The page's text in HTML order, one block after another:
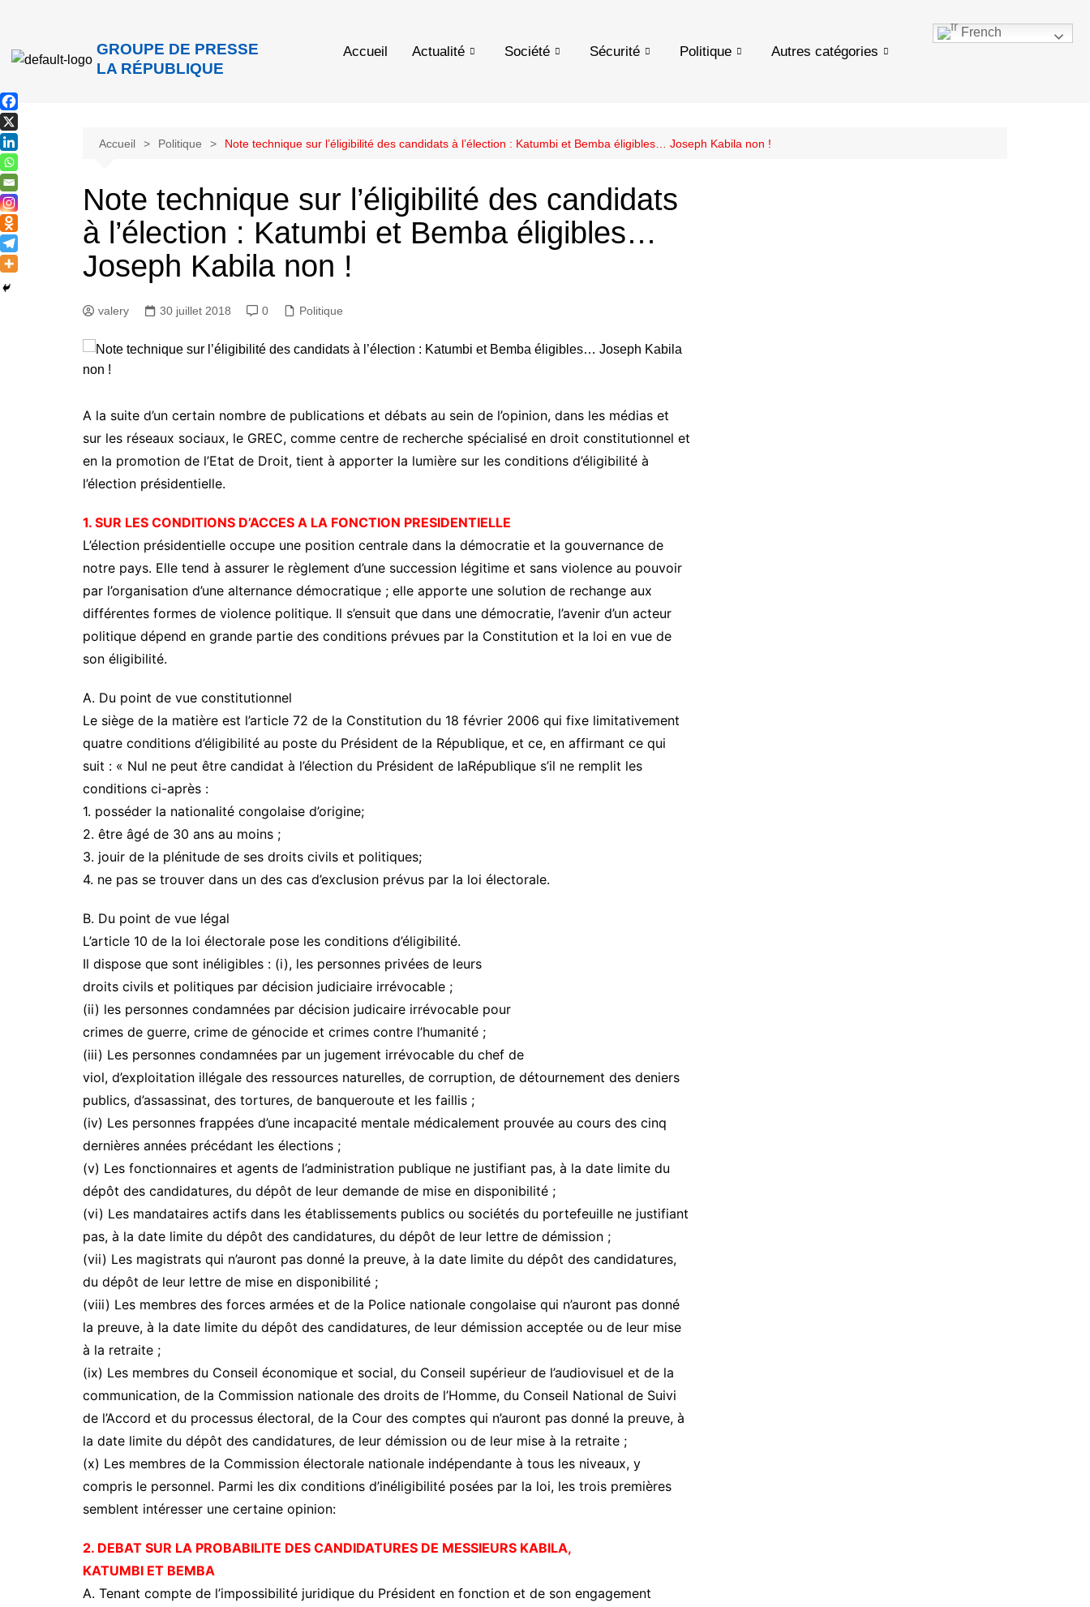
GROUPE DE PRESSE
LA RÉPUBLIQUE
Accueil Actualité Société Sécurité Politique Autres catégories
French
Accueil Politique Note technique sur l’éligibilité des candidats à l’élection : Katumbi et Bemba éligibles… Joseph Kabila non !
Note technique sur l’éligibilité des candidats
à l’élection : Katumbi et Bemba éligibles…
Joseph Kabila non !
valery 30 juillet 2018 0 Politique
A la suite d’un certain nombre de publications et débats au sein de l’opinion, dans les médias et
sur les réseaux sociaux, le GREC, comme centre de recherche spécialisé en droit constitutionnel et
en la promotion de l’Etat de Droit, tient à apporter la lumière sur les conditions d’éligibilité à
l’élection présidentielle.
1. SUR LES CONDITIONS D’ACCES A LA FONCTION PRESIDENTIELLE
L’élection présidentielle occupe une position centrale dans la démocratie et la gouvernance de
notre pays. Elle tend à assurer le règlement d’une succession légitime et sans violence au pouvoir
par l’organisation d’une alternance démocratique ; elle apporte une solution de rechange aux
différentes formes de violence politique. Il s’ensuit que dans une démocratie, l’avenir d’un acteur
politique dépend en grande partie des conditions prévues par la Constitution et la loi en vue de
son éligibilité.
A. Du point de vue constitutionnel
Le siège de la matière est l’article 72 de la Constitution du 18 février 2006 qui fixe limitativement
quatre conditions d’éligibilité au poste du Président de la République, et ce, en affirmant ce qui
suit : « Nul ne peut être candidat à l’élection du Président de laRépublique s’il ne remplit les
conditions ci-après :
1. posséder la nationalité congolaise d’origine;
2. être âgé de 30 ans au moins ;
3. jouir de la plénitude de ses droits civils et politiques;
4. ne pas se trouver dans un des cas d’exclusion prévus par la loi électorale.
B. Du point de vue légal
L’article 10 de la loi électorale pose les conditions d’éligibilité.
Il dispose que sont inéligibles : (i), les personnes privées de leurs
droits civils et politiques par décision judiciaire irrévocable ;
(ii) les personnes condamnées par décision judicaire irrévocable pour
crimes de guerre, crime de génocide et crimes contre l’humanité ;
(iii) Les personnes condamnées par un jugement irrévocable du chef de
viol, d’exploitation illégale des ressources naturelles, de corruption, de détournement des deniers
publics, d’assassinat, des tortures, de banqueroute et les faillis ;
(iv) Les personnes frappées d’une incapacité mentale médicalement prouvée au cours des cinq
dernières années précédant les élections ;
(v) Les fonctionnaires et agents de l’administration publique ne justifiant pas, à la date limite du
dépôt des candidatures, du dépôt de leur demande de mise en disponibilité ;
(vi) Les mandataires actifs dans les établissements publics ou sociétés du portefeuille ne justifiant
pas, à la date limite du dépôt des candidatures, du dépôt de leur lettre de démission ;
(vii) Les magistrats qui n’auront pas donné la preuve, à la date limite du dépôt des candidatures,
du dépôt de leur lettre de mise en disponibilité ;
(viii) Les membres des forces armées et de la Police nationale congolaise qui n’auront pas donné
la preuve, à la date limite du dépôt des candidatures, de leur démission acceptée ou de leur mise
à la retraite ;
(ix) Les membres du Conseil économique et social, du Conseil supérieur de l’audiovisuel et de la
communication, de la Commission nationale des droits de l’Homme, du Conseil National de Suivi
de l’Accord et du processus électoral, de la Cour des comptes qui n’auront pas donné la preuve, à
la date limite du dépôt des candidatures, de leur démission ou de leur mise à la retraite ;
(x) Les membres de la Commission électorale nationale indépendante à tous les niveaux, y
compris le personnel. Parmi les dix conditions d’inéligibilité posées par la loi, les trois premières
semblent intéresser une certaine opinion:
2. DEBAT SUR LA PROBABILITE DES CANDIDATURES DE MESSIEURS KABILA,
KATUMBI ET BEMBA
A. Tenant compte de l’impossibilité juridique du Président en fonction et de son engagement